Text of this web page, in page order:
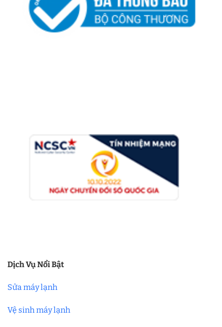
Dịch Vụ Nổi Bật
Sửa máy lạnh
Vệ sinh máy lạnh